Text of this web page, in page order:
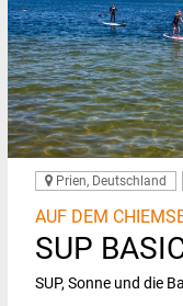
Prien, Deutschland
AUF DEM
SUP
SUP, Sonne und die